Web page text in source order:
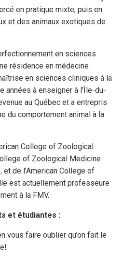
en pratique mixte, puis en
et des animaux exotiques de
en sciences
résidence en médecine
en sciences cliniques à la
années à enseigner à l’Île-du-
au Québec et a entrepris
du comportement animal à la
College of Zoological
of Zoological Medicine
de l’American College of
est actuellement professeure
à la FMV.
et étudiantes :
vous faire oublier qu’on fait le